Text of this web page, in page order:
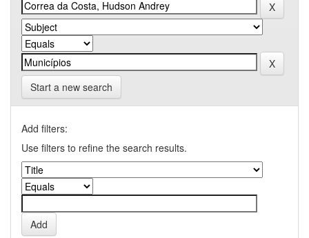
Start a new search
Add filters:
Use filters to refine the search results.